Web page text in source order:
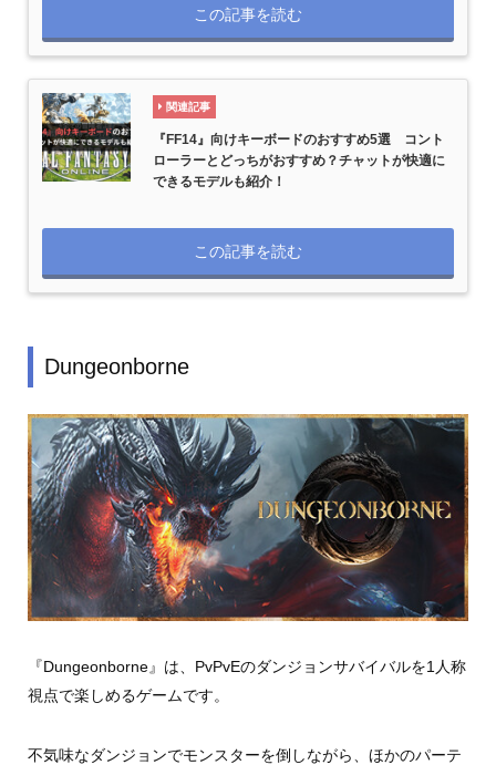
この記事を読む
関連記事
『FF14』向けキーボードのおすすめ5選 コント
ローラーとどっちがおすすめ？チャットが快適に
できるモデルも紹介！
この記事を読む
Dungeonborne
『Dungeonborne』は、PvPvEのダンジョンサバイバルを1人称
視点で楽しめるゲームです。
不気味なダンジョンでモンスターを倒しながら、ほかのパーテ